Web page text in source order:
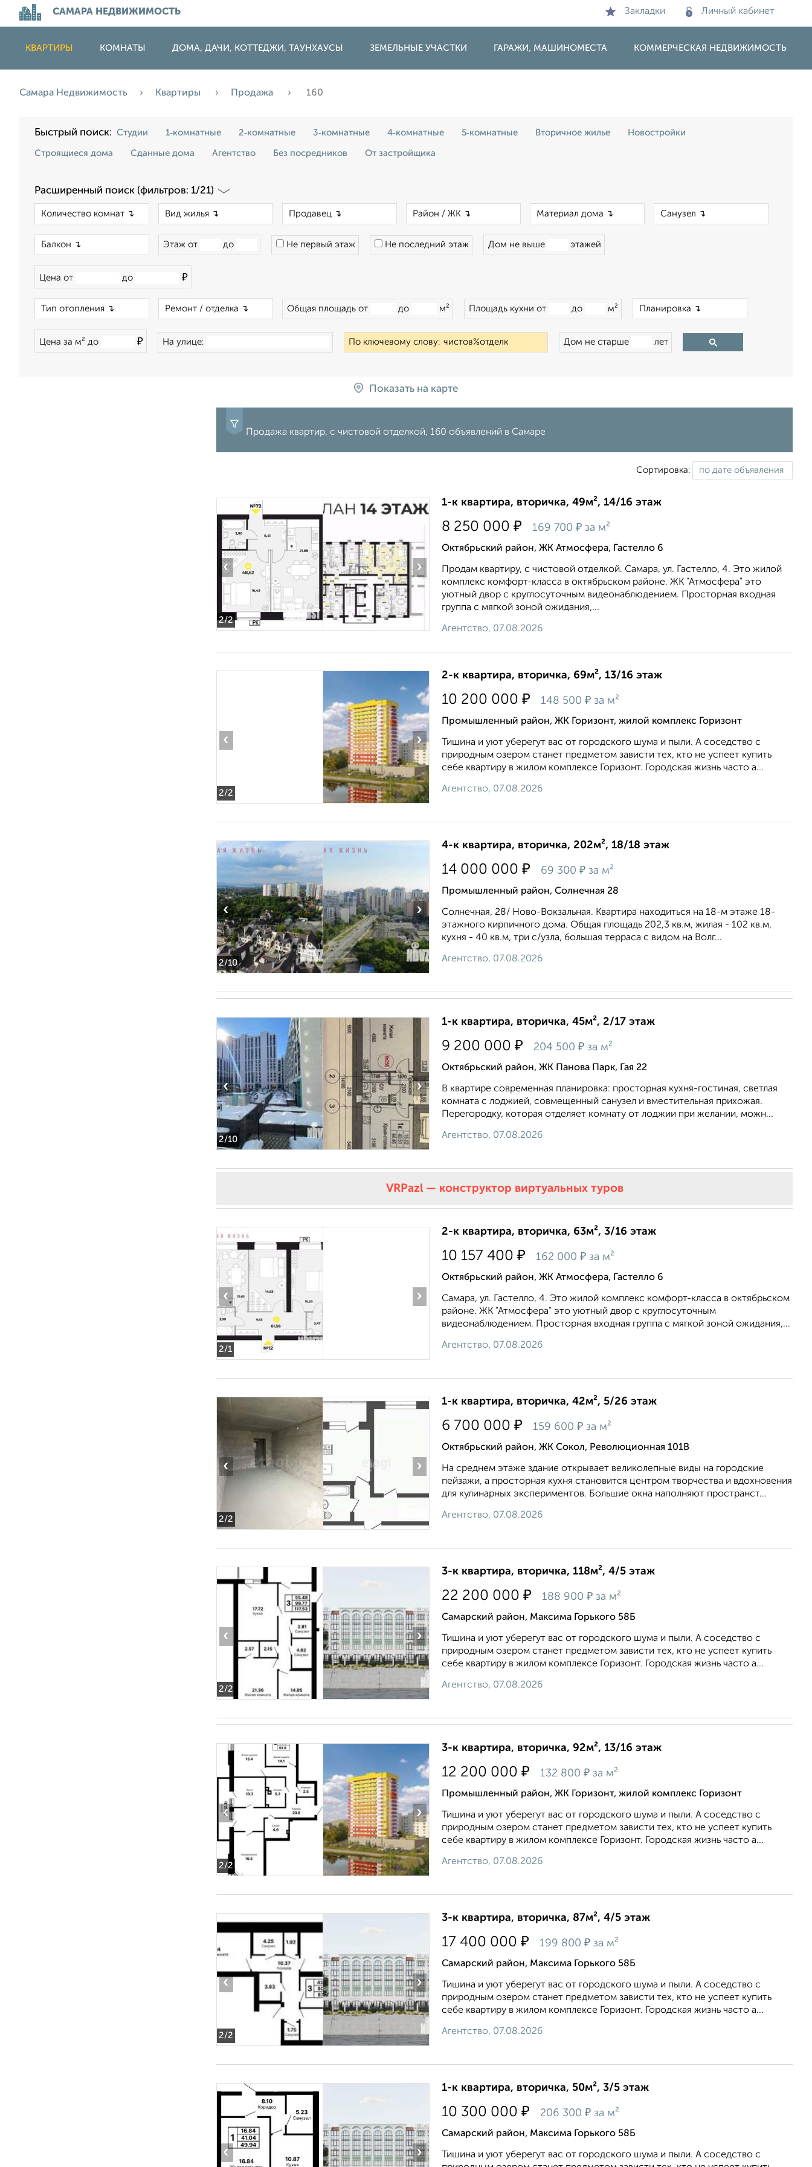
САМАРА НЕДВИЖИМОСТЬ Закладки Личный кабинет
КВАРТИРЫ КОМНАТЫ ДОМА, ДАЧИ, КОТТЕДЖИ, ТАУНХАУСЫ ЗЕМЕЛЬНЫЕ УЧАСТКИ ГАРАЖИ, МАШИНОМЕСТА КОММЕРЧЕСКАЯ НЕДВИЖИМОСТЬ
Самара Недвижимость Квартиры Продажа 160
Быстрый поиск: Студии 1‑комнатные 2‑комнатные 3‑комнатные 4‑комнатные 5‑комнатные Вторичное жилье Новостройки
Строящиеся дома Сданные дома Агентство Без посредников От застройщика
Расширенный поиск (фильтров: 1/21)
Этаж от до Не первый этаж Не последний этаж Дом не выше этажей
Цена от до ₽
Общая площадь от до м² Площадь кухни от до м²
Цена за м² до ₽ На улице: По ключевому слову: Дом не старше лет
Показать на карте
Продажа квартир, с чистовой отделкой, 160 объявлений в Самаре
Сортировка:
2/2
‹ ›
1-к квартира, вторичка, 49м², 14/16 этаж
8 250 000 ₽ 169 700 ₽ за м²
Октябрьский район, ЖК Атмосфера, Гастелло 6
Продам квартиру, с чистовой отделкой. Самара, ул. Гастелло, 4. Это жилой
комплекс комфорт-класса в октябрьском районе. ЖК "Атмосфера" это
уютный двор с круглосуточным видеонаблюдением. Просторная входная
группа с мягкой зоной ожидания,...
Агентство, 07.08.2026
2/2
‹ ›
2-к квартира, вторичка, 69м², 13/16 этаж
10 200 000 ₽ 148 500 ₽ за м²
Промышленный район, ЖК Горизонт, жилой комплекс Горизонт
Тишина и уют уберегут вас от городского шума и пыли. А соседство с
природным озером станет предметом зависти тех, кто не успеет купить
себе квартиру в жилом комплексе Горизонт. Городская жизнь часто а...
Агентство, 07.08.2026
2/10
‹ ›
4-к квартира, вторичка, 202м², 18/18 этаж
14 000 000 ₽ 69 300 ₽ за м²
Промышленный район, Солнечная 28
Солнечная, 28/ Ново-Вокзальная. Квартира находиться на 18-м этаже 18-
этажного кирпичного дома. Общая площадь 202,3 кв.м, жилая - 102 кв.м,
кухня - 40 кв.м, три с/узла, большая терраса с видом на Волг...
Агентство, 07.08.2026
2/10
‹ ›
1-к квартира, вторичка, 45м², 2/17 этаж
9 200 000 ₽ 204 500 ₽ за м²
Октябрьский район, ЖК Панова Парк, Гая 22
В квартире современная планировка: просторная кухня-гостиная, светлая
комната с лоджией, совмещенный санузел и вместительная прихожая.
Перегородку, которая отделяет комнату от лоджии при желании, можн...
Агентство, 07.08.2026
VRPazl — конструктор виртуальных туров
2/1
‹ ›
2-к квартира, вторичка, 63м², 3/16 этаж
10 157 400 ₽ 162 000 ₽ за м²
Октябрьский район, ЖК Атмосфера, Гастелло 6
Самара, ул. Гастелло, 4. Это жилой комплекс комфорт-класса в октябрьском
районе. ЖК "Атмосфера" это уютный двор с круглосуточным
видеонаблюдением. Просторная входная группа с мягкой зоной ожидания,...
Агентство, 07.08.2026
2/2
‹ ›
1-к квартира, вторичка, 42м², 5/26 этаж
6 700 000 ₽ 159 600 ₽ за м²
Октябрьский район, ЖК Сокол, Революционная 101В
На среднем этаже здание открывает великолепные виды на городские
пейзажи, а просторная кухня становится центром творчества и вдохновения
для кулинарных экспериментов. Большие окна наполняют пространст...
Агентство, 07.08.2026
2/2
‹ ›
3-к квартира, вторичка, 118м², 4/5 этаж
22 200 000 ₽ 188 900 ₽ за м²
Самарский район, Максима Горького 58Б
Тишина и уют уберегут вас от городского шума и пыли. А соседство с
природным озером станет предметом зависти тех, кто не успеет купить
себе квартиру в жилом комплексе Горизонт. Городская жизнь часто а...
Агентство, 07.08.2026
2/2
‹ ›
3-к квартира, вторичка, 92м², 13/16 этаж
12 200 000 ₽ 132 800 ₽ за м²
Промышленный район, ЖК Горизонт, жилой комплекс Горизонт
Тишина и уют уберегут вас от городского шума и пыли. А соседство с
природным озером станет предметом зависти тех, кто не успеет купить
себе квартиру в жилом комплексе Горизонт. Городская жизнь часто а...
Агентство, 07.08.2026
2/2
‹ ›
3-к квартира, вторичка, 87м², 4/5 этаж
17 400 000 ₽ 199 800 ₽ за м²
Самарский район, Максима Горького 58Б
Тишина и уют уберегут вас от городского шума и пыли. А соседство с
природным озером станет предметом зависти тех, кто не успеет купить
себе квартиру в жилом комплексе Горизонт. Городская жизнь часто а...
Агентство, 07.08.2026
‹ ›
1-к квартира, вторичка, 50м², 3/5 этаж
10 300 000 ₽ 206 300 ₽ за м²
Самарский район, Максима Горького 58Б
Тишина и уют уберегут вас от городского шума и пыли. А соседство с